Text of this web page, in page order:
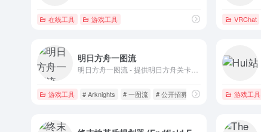
在线工具 游戏工具 VRChat
明日方舟一图流
游戏工具 # Arknights # 一图流 # 公开招募 游戏工具